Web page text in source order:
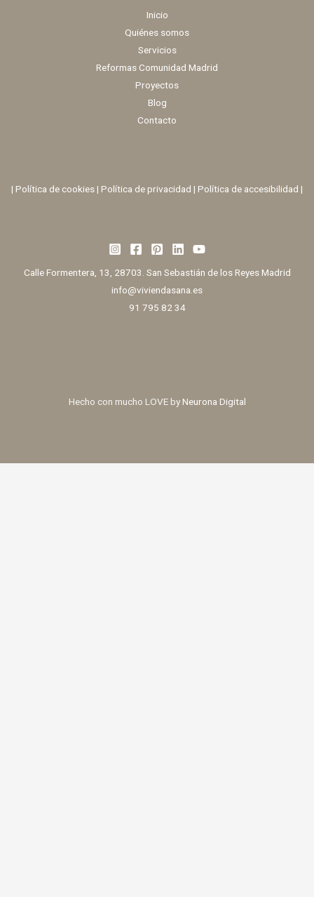
Inicio
Quiénes somos
Servicios
Reformas Comunidad Madrid
Proyectos
Blog
Contacto
| Política de cookies| Política de privacidad | Política de accesibilidad |
Calle Formentera, 13, 28703. San Sebastián de los Reyes Madrid
info@viviendasana.es
91 795 82 34
Hecho con mucho LOVE byNeurona Digital